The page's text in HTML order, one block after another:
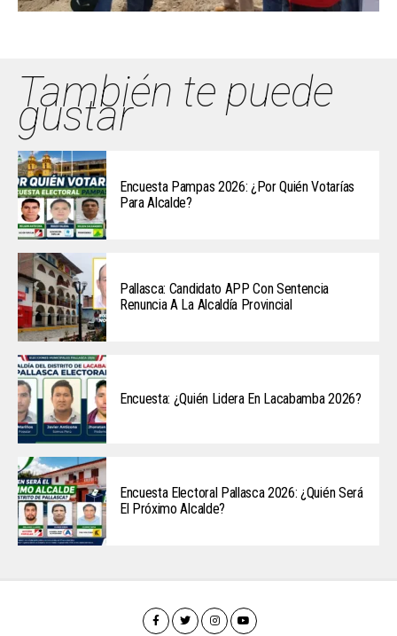
También te puede
gustar
Encuesta Pampas 2026: ¿Por Quién Votarías
Para Alcalde?
Pallasca: Candidato APP Con Sentencia
Renuncia A La Alcaldía Provincial
Encuesta: ¿Quién Lidera En Lacabamba 2026?
Encuesta Electoral Pallasca 2026: ¿Quién Será
El Próximo Alcalde?